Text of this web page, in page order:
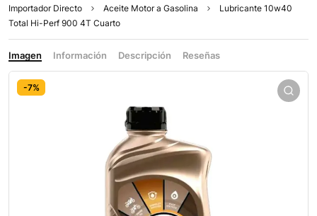
Importador Directo
Aceite Motor a Gasolina
Lubricante 10w40
Total Hi-Perf 900 4T Cuarto
Imagen Información Descripción Reseñas
-7%